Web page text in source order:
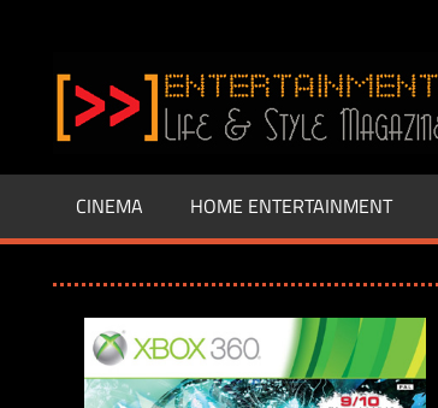
springenBase.de
CINEMA HOME ENTERTAINMENT